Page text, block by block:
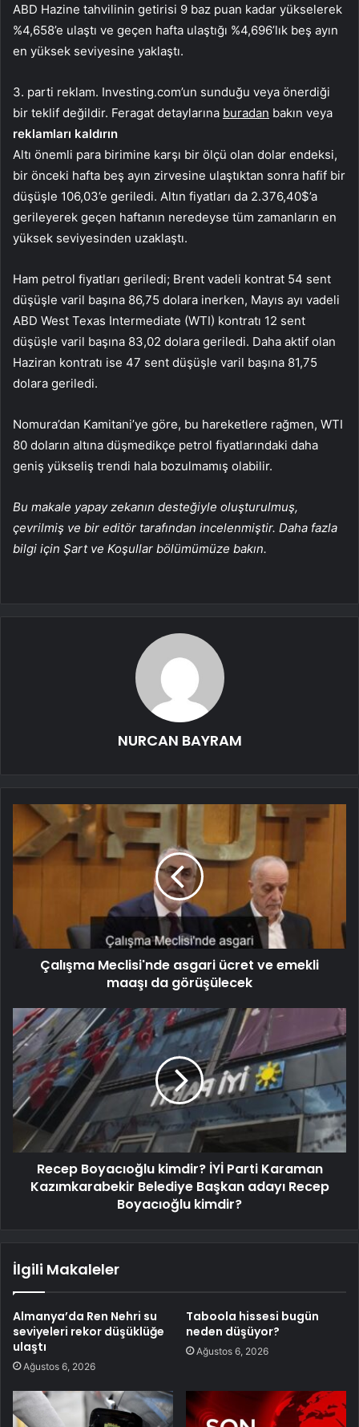
ABD Hazine tahvilinin getirisi 9 baz puan kadar yükselerek
%4,658’e ulaştı ve geçen hafta ulaştığı %4,696’lık beş ayın
en yüksek seviyesine yaklaştı.
3. parti reklam. Investing.com’un sunduğu veya önerdiği
bir teklif değildir. Feragat detaylarına buradan bakın veya
reklamları kaldırın
Altı önemli para birimine karşı bir ölçü olan dolar endeksi,
bir önceki hafta beş ayın zirvesine ulaştıktan sonra hafif bir
düşüşle 106,03’e geriledi. Altın fiyatları da 2.376,40$’a
gerileyerek geçen haftanın neredeyse tüm zamanların en
yüksek seviyesinden uzaklaştı.
Ham petrol fiyatları geriledi; Brent vadeli kontrat 54 sent
düşüşle varil başına 86,75 dolara inerken, Mayıs ayı vadeli
ABD West Texas Intermediate (WTI) kontratı 12 sent
düşüşle varil başına 83,02 dolara geriledi. Daha aktif olan
Haziran kontratı ise 47 sent düşüşle varil başına 81,75
dolara geriledi.
Nomura’dan Kamitani’ye göre, bu hareketlere rağmen, WTI
80 doların altına düşmedikçe petrol fiyatlarındaki daha
geniş yükseliş trendi hala bozulmamış olabilir.
Bu makale yapay zekanın desteğiyle oluşturulmuş,
çevrilmiş ve bir editör tarafından incelenmiştir. Daha fazla
bilgi için Şart ve Koşullar bölümümüze bakın.
NURCAN BAYRAM
Çalışma Meclisi'nde asgari ücret ve emekli
maaşı da görüşülecek
Recep Boyacıoğlu kimdir? İYİ Parti Karaman
Kazımkarabekir Belediye Başkan adayı Recep
Boyacıoğlu kimdir?
İlgili Makaleler
Almanya’da Ren Nehri su
seviyeleri rekor düşüklüğe
ulaştı
Ağustos 6, 2026
Taboola hissesi bugün
neden düşüyor?
Ağustos 6, 2026